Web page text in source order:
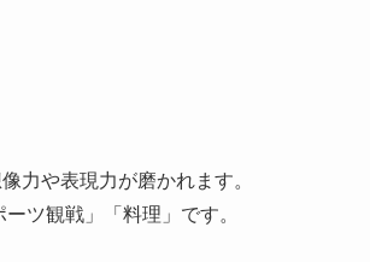
力や表現力が磨かれます。
ツ観戦」「料理」です。